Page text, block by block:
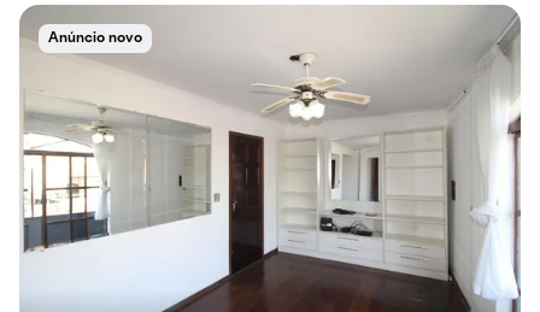
Anúncio novo